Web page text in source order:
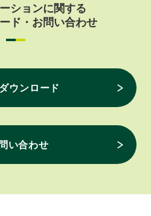
ションに関する
ド・お問い合わせ
ウンロード
い合わせ